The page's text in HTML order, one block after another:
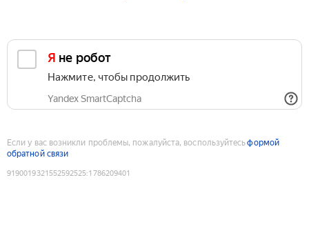
Я не робот
Нажмите, чтобы продолжить
Yandex SmartCaptcha
Если у вас возникли проблемы, пожалуйста, воспользуйтесьформой
обратной связи
9190019321552592525:1786209401